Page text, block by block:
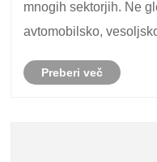
mnogih sektorjih. Ne
avtomobilsko,
učinkovitosti zelo
Preberi več